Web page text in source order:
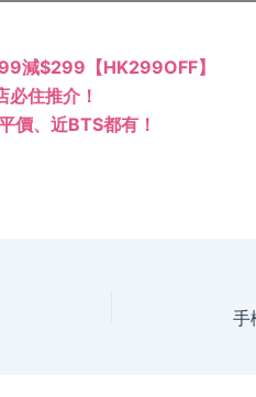
減$299【HK299OFF】
住推介！
價、近BTS都有！